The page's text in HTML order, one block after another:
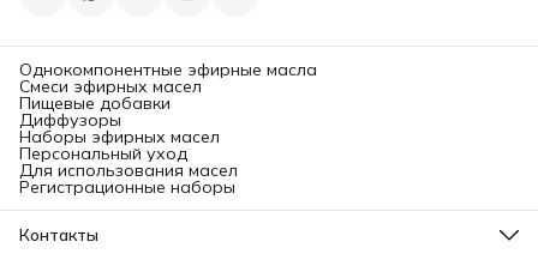
Однокомпонентные эфирные масла
Смеси эфирных масел
Пищевые добавки
Диффузоры
Наборы эфирных масел
Персональный уход
Для использования масел
Регистрационные наборы
Контакты